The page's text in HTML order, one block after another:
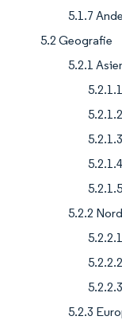
5.1.7
5.2 Geografie
5.2.1
5.2.2
5.2.3